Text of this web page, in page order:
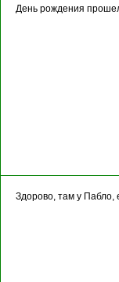
День рождения
Здорово, там у Пабло,